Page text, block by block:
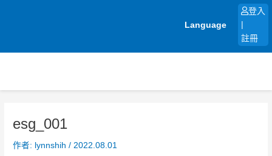
Language
登入
註冊
esg_001
作者: lynnshih/ 2022.08.01